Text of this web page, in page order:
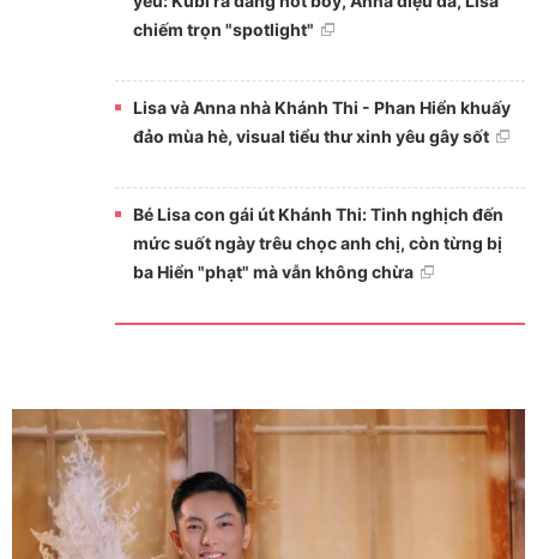
chiếm trọn "spotlight"
Lisa và Anna nhà Khánh Thi - Phan Hiển khuấy
đảo mùa hè, visual tiểu thư xinh yêu gây sốt
Bé Lisa con gái út Khánh Thi: Tinh nghịch đến
mức suốt ngày trêu chọc anh chị, còn từng bị
ba Hiển "phạt" mà vẫn không chừa